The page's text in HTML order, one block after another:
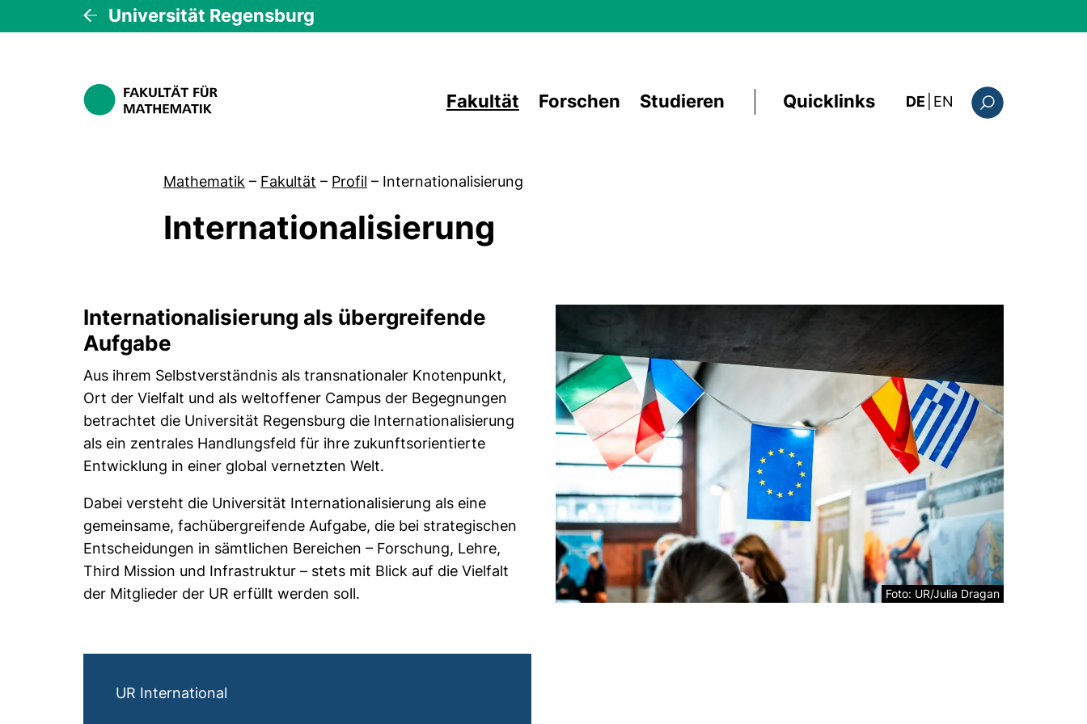
Universität Regensburg
Fakultät Forschen Studieren Quicklinks DE EN : this page in
Mathematik – Fakultät – Profil – Internationalisierung
Internationalisierung
Raster Internationalisierung
Internationalisierung als übergreifende
Aufgabe
Aus ihrem Selbstverständnis als transnationaler Knotenpunkt,
Ort der Vielfalt und als weltoffener Campus der Begegnungen
betrachtet die Universität Regensburg die Internationalisierung
als ein zentrales Handlungsfeld für ihre zukunftsorientierte
Entwicklung in einer global vernetzten Welt.
Dabei versteht die Universität Internationalisierung als eine
gemeinsame, fachübergreifende Aufgabe, die bei strategischen
Entscheidungen in sämtlichen Bereichen – Forschung, Lehre,
Third Mission und Infrastruktur – stets mit Blick auf die Vielfalt
der Mitglieder der UR erfüllt werden soll.
Links
UR International
Bildfeld
Foto: UR/Julia Dragan